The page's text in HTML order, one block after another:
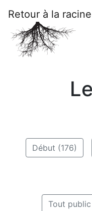
Retour à la racine
Début (176)
Tout public